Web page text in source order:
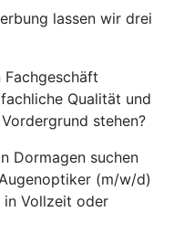
lassen wir drei
Fachgeschäft
Qualität und
stehen?
Dormagen suchen
(m/w/d)
in Vollzeit oder